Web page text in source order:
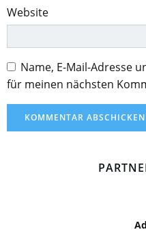
Website
Name, E-Mail-Adresse
für meinen nächsten